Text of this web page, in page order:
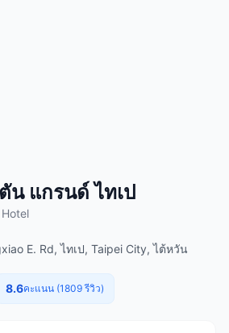
น แกรนด์ ไทเป
E. Rd, ไทเป, Taipei City, ไต้หวัน
8.6คะแนน (1809 รีวิว)